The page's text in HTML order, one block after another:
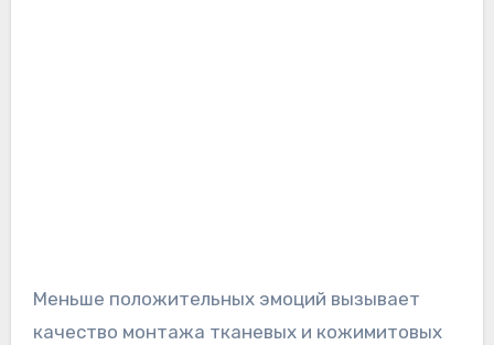
Меньше положительных эмоций вызывает
качество монтажа тканевых и кожимитовых